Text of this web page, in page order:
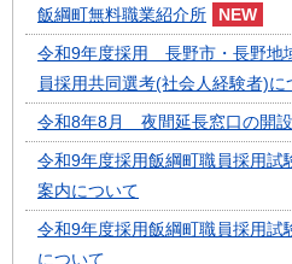
飯綱町無料職業紹介所
令和9年度採用 長野市・長野地
員採用共同選考(社会人経験者)に
令和8年8月 夜間延長窓口の開
令和9年度採用飯綱町職員採用試
案内について
令和9年度採用飯綱町職員採用試
について